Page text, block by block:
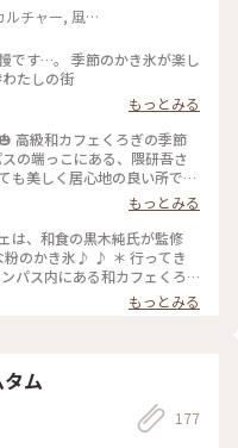
ルチャー, 風
です…。 季節のかき氷が楽し
たしの街
もっとみる
高級和カフェくろぎの季節
の端っこにある、隈研吾さ
も美しく居心地の良い所で
でも大丈夫! 最近のもう肌寒
は電気毛布もあって暖を取り
も贅沢なかき氷時間でした😆
?ムース?もおいしくて、氷の
た😊 ただとっても大きいの
ツ #ことりっぷ東
もっとみる
は、和食の黒木純氏が監修
粉のかき氷♪ ♪ ＊ 行ってき
パス内にある和カフェくろ
学教授で建築家の隈研吾氏
もきな粉の香りもよくて、
ひんやりスイーツ #くろぎ #
氷 #和菓子 #東京
もっとみる
ム
177